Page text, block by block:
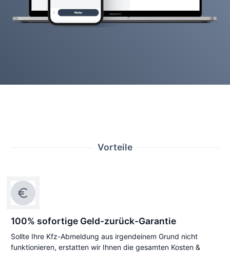
Vorteile
100% sofortige Geld-zurück-Garantie
Sollte Ihre Kfz-Abmeldung aus irgendeinem Grund nicht
funktionieren, erstatten wir Ihnen die gesamten Kosten &